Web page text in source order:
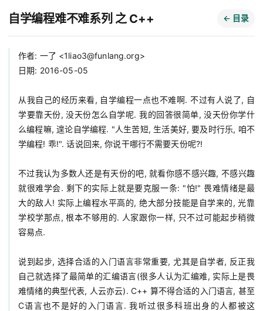
自学编程难不难系列 之 C++ ← 目录
作者: 一了 <1liao3@funlang.org>
日期: 2016-05-05
从我自己的经历来看, 自学编程一点也不难啊. 不过有人说了, 自
学要靠天份, 没天份怎么自学呢. 我的回答很简单, 没天份你学什
么编程嘛, 遑论自学编程. "人生苦短, 生活美好, 要及时行乐, 咱不
学编程! 乖!". 话说回来, 你说干哪行不需要天份呢?!
不过我认为多数人还是有天份的吧, 就看你感不感兴趣, 不感兴趣
就很难学会. 剩下的实际上就是要克服一条: "怕!" 畏难情绪是最
大的敌人! 实际上编程水平高的, 绝大部分技能是自学来的, 光靠
学校学那点, 根本不够用的. 人家跟你一样, 只不过可能起步稍微
容易点.
说到起步, 选择合适的入门语言非常重要, 尤其是自学者, 反正我
自己就选择了最简单的汇编语言(很多人认为汇编难, 实际上是畏
难情绪的典型代表, 人云亦云). C++ 算不得合适的入门语言, 甚至
C语言也不是好的入门语言. 我听过很多科班出身的人都被这